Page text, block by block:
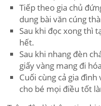
Tiếp theo gia chủ
dung bài văn cúng
Sau khi đọc xong thì
hết.
Sau khi nhang đèn
giấy vàng mang đi
Cuối cùng cả gia
cho bé mọi điều tốt